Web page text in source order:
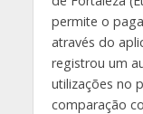
permite o
através do
registrou um
utilizações no
comparação